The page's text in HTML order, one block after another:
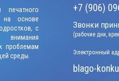
печатного
на основе
с
проблемам
среды.
+7 (906)
Звонки
(рабочие дни,
Электронный
blago-